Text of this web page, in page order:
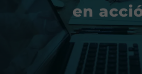
en